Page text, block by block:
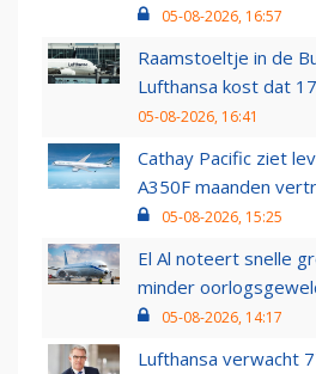
05-08-2026, 16:57
Raamstoeltje in de
Lufthansa kost dat
05-08-2026, 16:41
Cathay Pacific ziet
A350F maanden
05-08-2026, 15:25
El Al noteert snelle
minder
05-08-2026, 14:17
Lufthansa verwacht